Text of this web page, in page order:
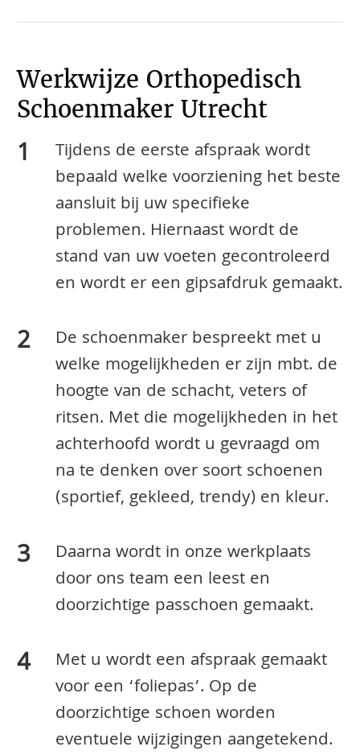
Werkwijze Orthopedisch
Schoenmaker Utrecht
Tijdens de eerste afspraak wordt
bepaald welke voorziening het beste
aansluit bij uw specifieke
problemen. Hiernaast wordt de
stand van uw voeten gecontroleerd
en wordt er een gipsafdruk gemaakt.
De schoenmaker bespreekt met u
welke mogelijkheden er zijn mbt. de
hoogte van de schacht, veters of
ritsen. Met die mogelijkheden in het
achterhoofd wordt u gevraagd om
na te denken over soort schoenen
(sportief, gekleed, trendy) en kleur.
Daarna wordt in onze werkplaats
door ons team een leest en
doorzichtige passchoen gemaakt.
Met u wordt een afspraak gemaakt
voor een ‘foliepas’. Op de
doorzichtige schoen worden
eventuele wijzigingen aangetekend.